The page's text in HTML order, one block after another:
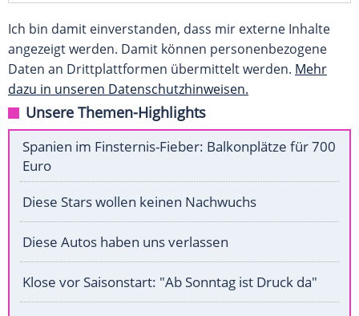
Ich bin damit einverstanden, dass mir externe Inhalte
angezeigt werden. Damit können personenbezogene
Daten an Drittplattformen übermittelt werden. Mehr
dazu in unseren Datenschutzhinweisen.
Unsere Themen-Highlights
Spanien im Finsternis-Fieber: Balkonplätze für 700
Euro
Diese Stars wollen keinen Nachwuchs
Diese Autos haben uns verlassen
Klose vor Saisonstart: "Ab Sonntag ist Druck da"